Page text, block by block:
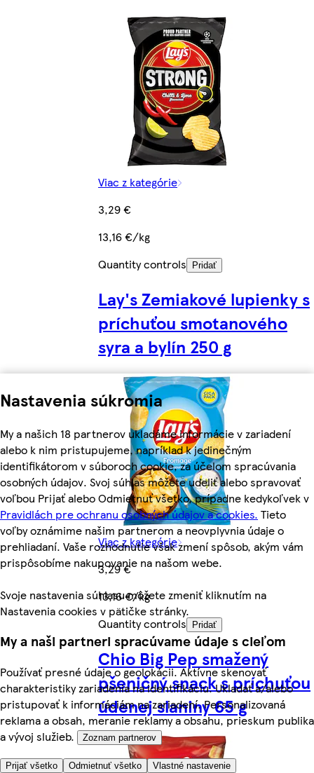
Nastavenia súkromia
My a našich 18 partnerov ukladáme informácie v zariadení
alebo k nim pristupujeme, napríklad k jedinečným
identifikátorom v súboroch cookie, za účelom spracúvania
osobných údajov. Svoj súhlas môžete udeliť alebo spravovať
voľbou Prijať alebo Odmietnuť všetko, prípadne kedykoľvek v
Pravidlách pre ochranu osobných údajov a cookies. Tieto
voľby oznámime našim partnerom a neovplyvnia údaje o
prehliadaní. Vaše rozhodnutie však zmení spôsob, akým vám
prispôsobíme nakupovanie na našom webe.
Svoje nastavenia súhlasu môžete zmeniť kliknutím na
Nastavenia cookies v pätičke stránky.
My a naši partneri spracúvame údaje s cieľom
Používať presné údaje o geolokácii. Aktívne skenovať
charakteristiky zariadenia na identifikáciu. Ukladať a/alebo
pristupovať k informáciám na zariadení. Personalizovaná
reklama a obsah, meranie reklamy a obsahu, prieskum publika
a vývoj služieb.
Zoznam partnerov
Prijať všetko Odmietnuť všetko Vlastné nastavenie
Viac z kategórie
3,29 €
13,16 €/kg
Quantity controls
Pridať
Lay's Zemiakové lupienky s
príchuťou smotanového
syra a bylín 250 g
Viac z kategórie
3,29 €
13,16 €/kg
Quantity controls
Pridať
Chio Big Pep smažený
pšeničný snack s príchuťou
údenej slaniny 65 g